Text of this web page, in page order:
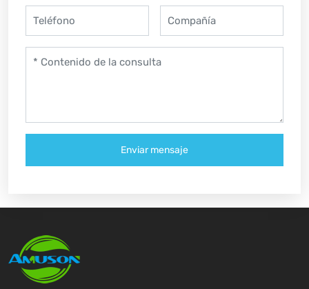
Enviar mensaje